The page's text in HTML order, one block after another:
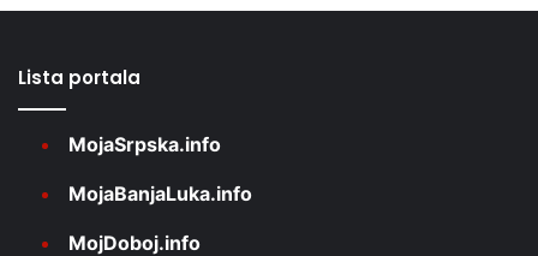
Lista portala
MojaSrpska.info
MojaBanjaLuka.info
MojDoboj.info